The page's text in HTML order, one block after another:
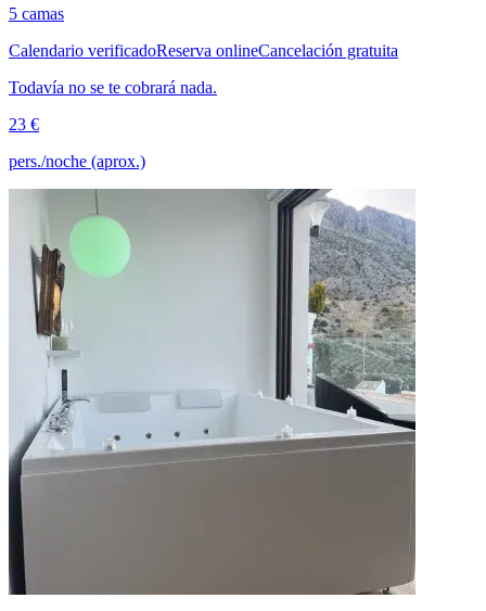
5 camas
Calendario verificadoReserva onlineCancelación gratuita
Todavía no se te cobrará nada.
23 €
pers./noche (aprox.)